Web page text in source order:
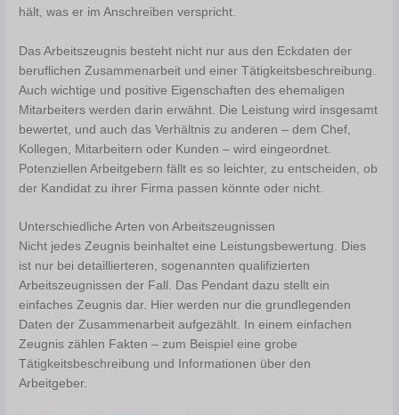
hält, was er im Anschreiben verspricht.
Das Arbeitszeugnis besteht nicht nur aus den Eckdaten der
beruflichen Zusammenarbeit und einer Tätigkeitsbeschreibung.
Auch wichtige und positive Eigenschaften des ehemaligen
Mitarbeiters werden darin erwähnt. Die Leistung wird insgesamt
bewertet, und auch das Verhältnis zu anderen – dem Chef,
Kollegen, Mitarbeitern oder Kunden – wird eingeordnet.
Potenziellen Arbeitgebern fällt es so leichter, zu entscheiden, ob
der Kandidat zu ihrer Firma passen könnte oder nicht.
Unterschiedliche Arten von Arbeitszeugnissen
Nicht jedes Zeugnis beinhaltet eine Leistungsbewertung. Dies
ist nur bei detaillierteren, sogenannten qualifizierten
Arbeitszeugnissen der Fall. Das Pendant dazu stellt ein
einfaches Zeugnis dar. Hier werden nur die grundlegenden
Daten der Zusammenarbeit aufgezählt. In einem einfachen
Zeugnis zählen Fakten – zum Beispiel eine grobe
Tätigkeitsbeschreibung und Informationen über den
Arbeitgeber.